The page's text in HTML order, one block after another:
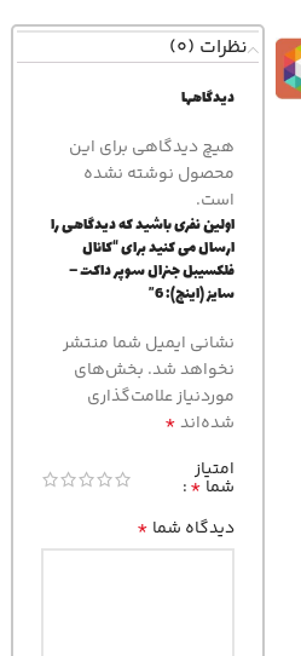
نظرات (0)
دیدگاهها
هیچ دیدگاهی برای این
محصول نوشته نشده
است.
اولین نفری باشید که دیدگاهی را
ارسال می کنید برای “کانال
فلکسیبل جنرال سوپر داکت –
سایز (اینچ): 6”
نشانی ایمیل شما منتشر
نخواهد شد. بخش‌های
موردنیاز علامت‌گذاری
شده‌اند*
امتیاز
شما *
دیدگاه شما *